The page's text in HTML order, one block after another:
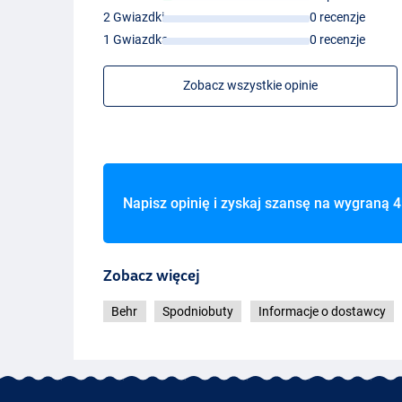
2 Gwiazdki
0 recenzje
1 Gwiazdka
0 recenzje
Zobacz wszystkie opinie
Napisz opinię i zyskaj szansę na wygraną
Zobacz więcej
Behr Spodniobuty Informacje o dostawcy